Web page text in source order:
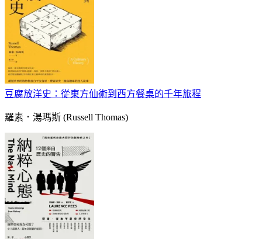
豆腐放洋史：從東方仙術到西方餐桌的千年旅程
羅素．湯瑪斯 (Russell Thomas)